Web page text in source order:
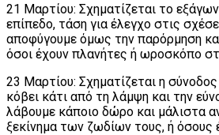
21 Μαρτίου: Σχηματίζεται το
επίπεδο, τάση για έλεγχο στις
αποφύγουμε όμως την παρόρμηση
όσοι έχουν πλανήτες ή ωροσκόπο
23 Μαρτίου: Σχηματίζεται η
κόβει κάτι από τη λάμψη και την
λάβουμε κάποιο δώρο και μάλιστα
ξεκίνημα των ζωδίων τους, ή